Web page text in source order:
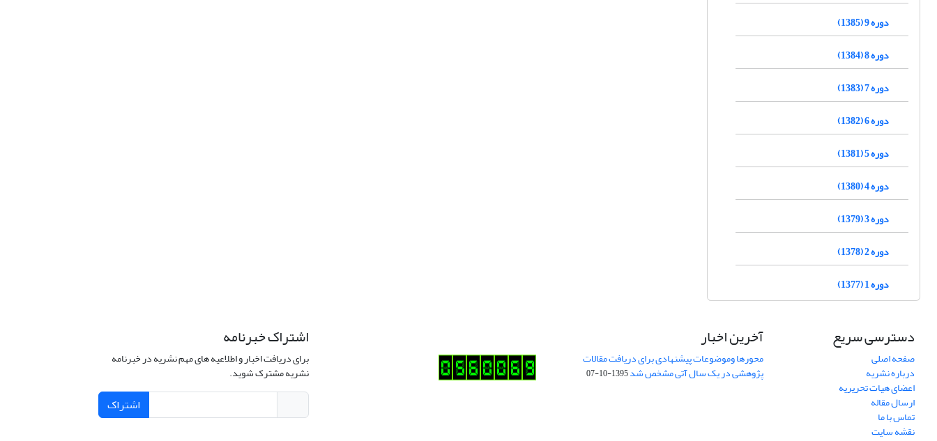
دوره 9 (1385)
دوره 8 (1384)
دوره 7 (1383)
دوره 6 (1382)
دوره 5 (1381)
دوره 4 (1380)
دوره 3 (1379)
دوره 2 (1378)
دوره 1 (1377)
دسترسی سریع
صفحه اصلی
درباره نشریه
اعضای هیات تحریریه
ارسال مقاله
تماس با ما
نقشه سایت
آخرین اخبار
محورها وموضوعات پیشنهادی برای دریافت مقالات
پژوهشی در یک سال آتی مشخص شد1395-10-07
اشتراک خبرنامه
برای دریافت اخبار و اطلاعیه های مهم نشریه در خبرنامه
نشریه مشترک شوید.
اشتراک